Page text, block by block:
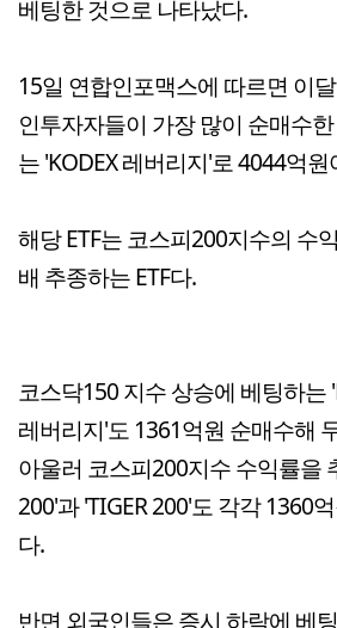
베팅한 것으로 나타났다.
15일 연합인포맥스에 따르면 이
인투자자들이 가장 많이 순매수
는 'KODEX 레버리지'로 4044억
해당 ETF는 코스피200지수의 수
배 추종하는 ETF다.
코스닥150 지수 상승에 베팅하는
레버리지'도 1361억원 순매수해
아울러 코스피200지수 수익률을
200'과 'TIGER 200'도 각각 1360
다.
반면 외국인들은 증시 하락에 베